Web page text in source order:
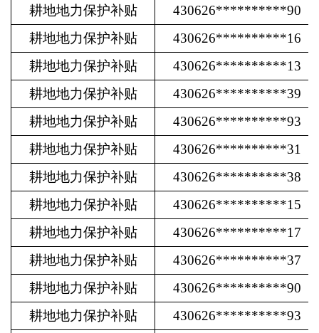
耕地地力保护补贴
430626**********90
耕地地力保护补贴
430626**********16
耕地地力保护补贴
430626**********13
耕地地力保护补贴
430626**********39
耕地地力保护补贴
430626**********93
耕地地力保护补贴
430626**********31
耕地地力保护补贴
430626**********38
耕地地力保护补贴
430626**********15
耕地地力保护补贴
430626**********17
耕地地力保护补贴
430626**********37
耕地地力保护补贴
430626**********90
耕地地力保护补贴
430626**********93